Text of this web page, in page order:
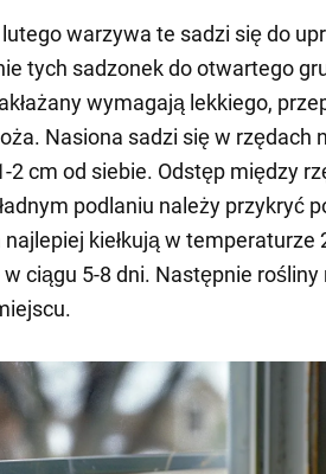
warzywa te sadzi się do
tych sadzonek do otwartego
wymagają lekkiego,
Nasiona sadzi się w rzędach
2 cm od siebie. Odstęp między
podlaniu należy przykryć
najlepiej kiełkują w
ciągu 5-8 dni. Następnie